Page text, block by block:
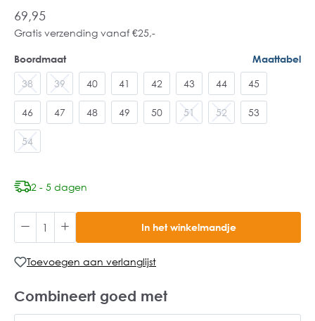
69,95
Gratis verzending vanaf €25,-
Boordmaat Maattabel
38 39 40 41 42 43 44 45
46 47 48 49 50 51 52 53
54
2 - 5 dagen
In het winkelmandje
Toevoegen aan verlanglijst
Combineert goed met